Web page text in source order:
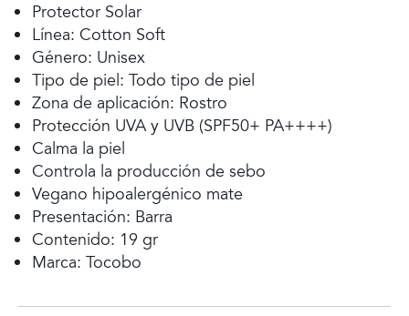
Protector Solar
Línea: Cotton Soft
Género: Unisex
Tipo de piel: Todo tipo de piel
Zona de aplicación: Rostro
Protección UVA y UVB (SPF50+ PA++++)
Calma la piel
Controla la producción de sebo
Vegano hipoalergénico mate
Presentación: Barra
Contenido: 19 gr
Marca: Tocobo